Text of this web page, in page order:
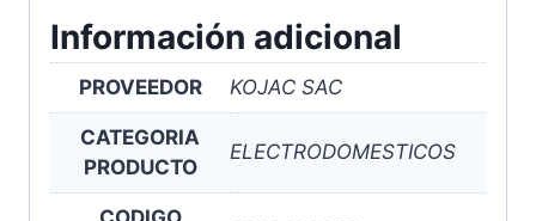
Información adicional
PROVEEDOR KOJAC SAC
CATEGORIA
PRODUCTO
ELECTRODOMESTICOS